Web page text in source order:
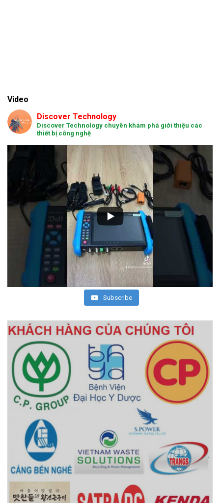
Video
Discover Technology
Discover Technology chuyên khám phá giới thiệu các
thiết bị công nghệ
Subscribe